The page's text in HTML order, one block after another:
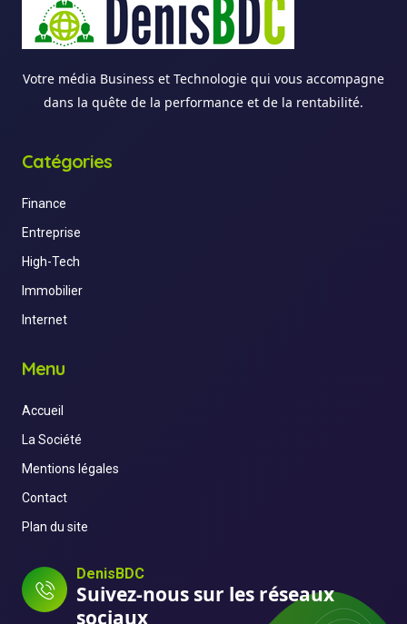
Votre média Business et Technologie qui vous accompagne
dans la quête de la performance et de la rentabilité.
Catégories
Finance
Entreprise
High-Tech
Immobilier
Internet
Menu
Accueil
La Société
Mentions légales
Contact
Plan du site
DenisBDC
Suivez-nous sur les réseaux
sociaux